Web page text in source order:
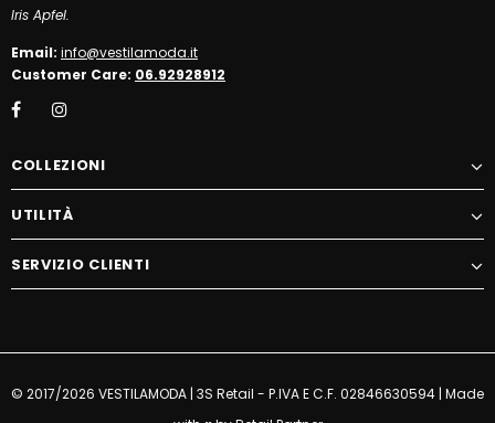
Iris Apfel.
Email: info@vestilamoda.it
Customer Care: 06.92928912
COLLEZIONI
UTILITÀ
SERVIZIO CLIENTI
© 2017/2026 VESTILAMODA | 3S Retail - P.IVA E C.F. 02846630594 | Made